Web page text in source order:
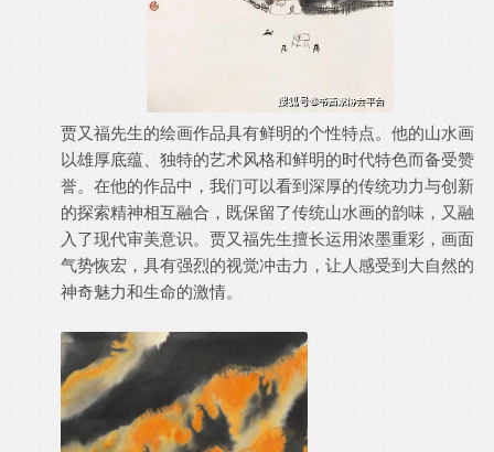
贾又福先生的绘画作品具有鲜明的个性特点。他的山水画
以雄厚底蕴、独特的艺术风格和鲜明的时代特色而备受赞
誉。在他的作品中，我们可以看到深厚的传统功力与创新
的探索精神相互融合，既保留了传统山水画的韵味，又融
入了现代审美意识。贾又福先生擅长运用浓墨重彩，画面
气势恢宏，具有强烈的视觉冲击力，让人感受到大自然的
神奇魅力和生命的激情。